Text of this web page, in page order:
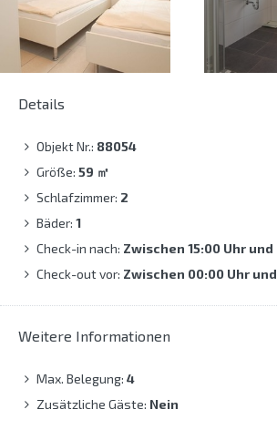
Details
Objekt Nr.: 88054
Größe: 59 ㎡
Schlafzimmer: 2
Bäder: 1
Check-in nach: Zwischen 15:00 Uhr
Check-out vor: Zwischen 00:00 Uhr
Weitere Informationen
Max. Belegung: 4
Zusätzliche Gäste: Nein